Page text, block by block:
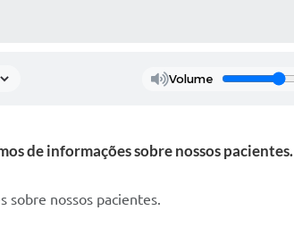
Volume
de informações sobre nossos pacientes.
sobre nossos pacientes.